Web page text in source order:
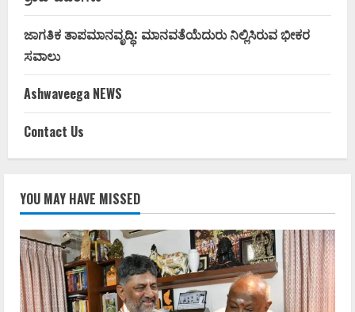
ಜಾಗತಿಕ ತಾಪಮಾನವೃದ್ಧಿ: ಮಾನವತೆಯೆದುರು ನಿಲ್ಲಿಸಿರುವ ಭೀಕರ
ಸವಾಲು
Ashwaveega NEWS
Contact Us
YOU MAY HAVE MISSED